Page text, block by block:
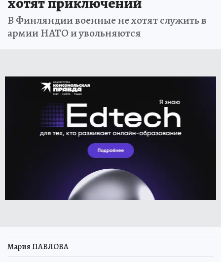
В Финляндии военные не хотят служить в
армии НАТО и увольняются
Мария ПАВЛОВА